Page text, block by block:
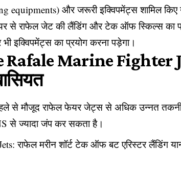
equipments) और जरूरी इक्विपमेंट्स शामिल
से राफेल जेट की लैंडिंग और टेक ऑफ स्किल्स का
इक्विपमेंट्स का प्रयोग करना पड़ेगा।
Marine Fighter
से मौजूद राफेल फेयर जेट्स से अधिक उन्नत
से ज्यादा जंप कर सकता है।
राफेल मरीन शॉर्ट टेक ऑफ बट एरिस्टर लैंडिंग